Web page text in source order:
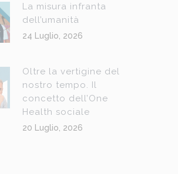
La misura infranta
dell’umanità
24 Luglio, 2026
Oltre la vertigine del
nostro tempo. Il
concetto dell’One
Health sociale
20 Luglio, 2026